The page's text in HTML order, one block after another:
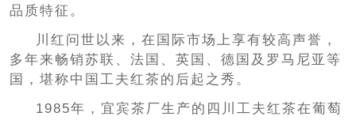
品质特征。
川红问世以来，在国际市场上享有较高声誉，
多年来畅销苏联、法国、英国、德国及罗马尼亚等
国，堪称中国工夫红茶的后起之秀。
1985年，宜宾茶厂生产的四川工夫红茶在葡萄